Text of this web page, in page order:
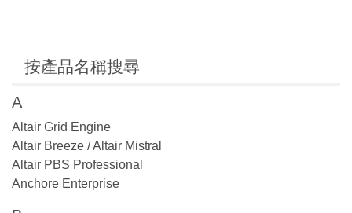
按產品名稱搜尋
A
Altair Grid Engine
Altair Breeze / Altair Mistral
Altair PBS Professional
Anchore Enterprise